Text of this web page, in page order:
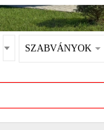
SZABVÁNYOK